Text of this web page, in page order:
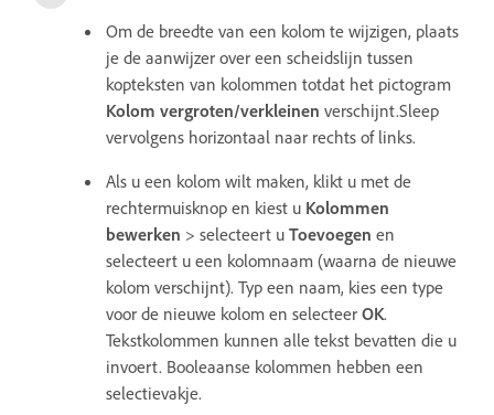
Om de breedte van een kolom te wijzigen, plaats
je de aanwijzer over een scheidslijn tussen
kopteksten van kolommen totdat het pictogram
Kolom vergroten/verkleinen verschijnt.Sleep
vervolgens horizontaal naar rechts of links.
Als u een kolom wilt maken, klikt u met de
rechtermuisknop en kiest u Kolommen
bewerken > selecteert u Toevoegen en
selecteert u een kolomnaam (waarna de nieuwe
kolom verschijnt). Typ een naam, kies een type
voor de nieuwe kolom en selecteer OK.
Tekstkolommen kunnen alle tekst bevatten die u
invoert. Booleaanse kolommen hebben een
selectievakje.